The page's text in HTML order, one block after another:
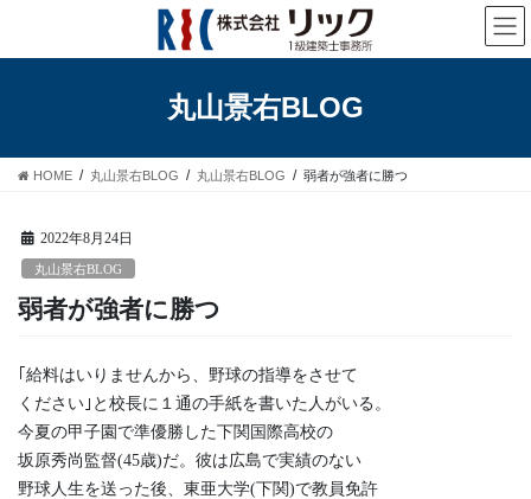
テ
ス
ゲ
ン
丸山景右BLOG
HOME 丸山景右BLOG 丸山景右BLOG 弱者が強者に勝つ
2022年8月24日
丸山景右BLOG
弱者が強者に勝つ
｢給料はいりませんから、野球の指導をさせて
ください｣と校長に１通の手紙を書いた人がいる。
今夏の甲子園で準優勝した下関国際高校の
坂原秀尚監督(45歳)だ。彼は広島で実績のない
野球人生を送った後、東亜大学(下関)で教員免許